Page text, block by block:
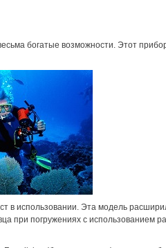
богатые возможности. Этот
в использовании. Эта модель
при погружениях с использованием